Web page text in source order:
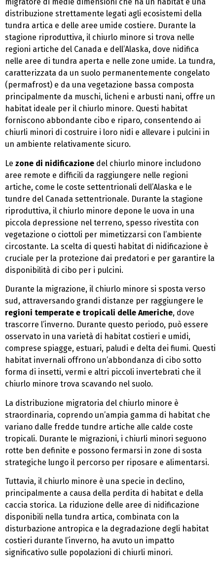
migratore di medie dimensioni che ha un habitat e una
distribuzione strettamente legati agli ecosistemi della
tundra artica e delle aree umide costiere. Durante la
stagione riproduttiva, il chiurlo minore si trova nelle
regioni artiche del Canada e dell’Alaska, dove nidifica
nelle aree di tundra aperta e nelle zone umide. La tundra,
caratterizzata da un suolo permanentemente congelato
(permafrost) e da una vegetazione bassa composta
principalmente da muschi, licheni e arbusti nani, offre un
habitat ideale per il chiurlo minore. Questi habitat
forniscono abbondante cibo e riparo, consentendo ai
chiurli minori di costruire i loro nidi e allevare i pulcini in
un ambiente relativamente sicuro.
Le zone di nidificazione del chiurlo minore includono
aree remote e difficili da raggiungere nelle regioni
artiche, come le coste settentrionali dell’Alaska e le
tundre del Canada settentrionale. Durante la stagione
riproduttiva, il chiurlo minore depone le uova in una
piccola depressione nel terreno, spesso rivestita con
vegetazione o ciottoli per mimetizzarsi con l’ambiente
circostante. La scelta di questi habitat di nidificazione è
cruciale per la protezione dai predatori e per garantire la
disponibilità di cibo per i pulcini.
Durante la migrazione, il chiurlo minore si sposta verso
sud, attraversando grandi distanze per raggiungere le
regioni temperate e tropicali delle Americhe, dove
trascorre l’inverno. Durante questo periodo, può essere
osservato in una varietà di habitat costieri e umidi,
comprese spiagge, estuari, paludi e delta dei fiumi. Questi
habitat invernali offrono un’abbondanza di cibo sotto
forma di insetti, vermi e altri piccoli invertebrati che il
chiurlo minore trova scavando nel suolo.
La distribuzione migratoria del chiurlo minore è
straordinaria, coprendo un’ampia gamma di habitat che
variano dalle fredde tundre artiche alle calde coste
tropicali. Durante le migrazioni, i chiurli minori seguono
rotte ben definite e possono fermarsi in zone di sosta
strategiche lungo il percorso per riposare e alimentarsi.
Tuttavia, il chiurlo minore è una specie in declino,
principalmente a causa della perdita di habitat e della
caccia storica. La riduzione delle aree di nidificazione
disponibili nella tundra artica, combinata con la
disturbazione antropica e la degradazione degli habitat
costieri durante l’inverno, ha avuto un impatto
significativo sulle popolazioni di chiurli minori.